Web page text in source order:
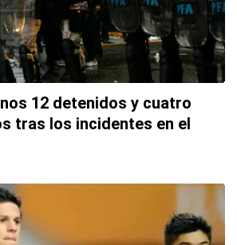
12 detenidos y cuatro
tras los incidentes en el